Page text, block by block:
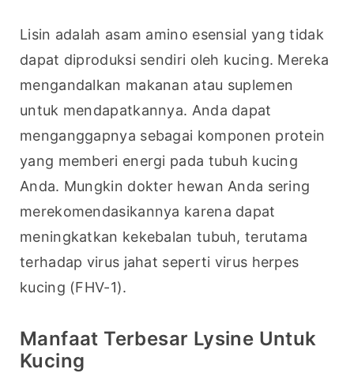
Lisin adalah asam amino esensial yang tidak
dapat diproduksi sendiri oleh kucing. Mereka
mengandalkan makanan atau suplemen
untuk mendapatkannya. Anda dapat
menganggapnya sebagai komponen protein
yang memberi energi pada tubuh kucing
Anda. Mungkin dokter hewan Anda sering
merekomendasikannya karena dapat
meningkatkan kekebalan tubuh, terutama
terhadap virus jahat seperti virus herpes
kucing (FHV-1).
Manfaat Terbesar Lysine Untuk
Kucing